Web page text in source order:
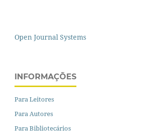
Open Journal Systems
INFORMAÇÕES
Para Leitores
Para Autores
Para Bibliotecários